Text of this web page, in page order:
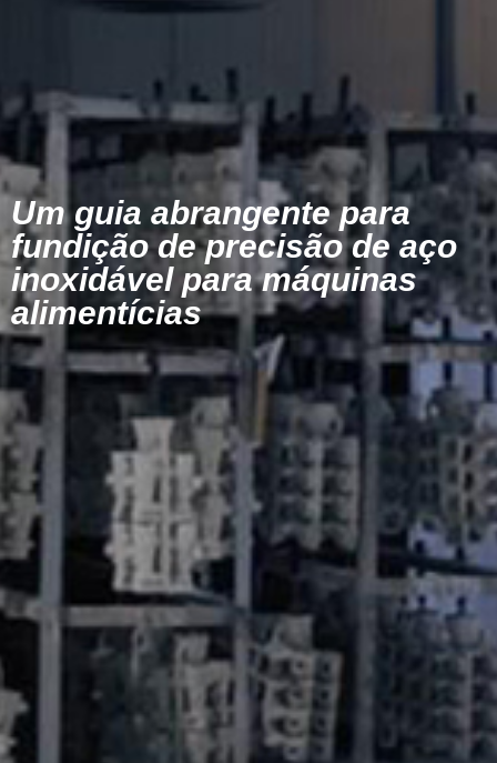
Um guia abrangente para
fundição de precisão de aço
inoxidável para máquinas
alimentícias